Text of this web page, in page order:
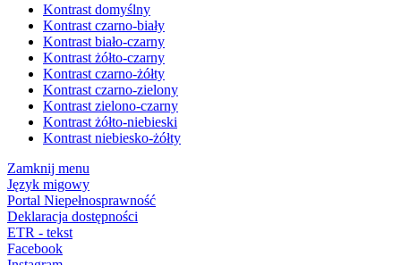
Kontrast domyślny
Kontrast czarno-biały
Kontrast biało-czarny
Kontrast żółto-czarny
Kontrast czarno-żółty
Kontrast czarno-zielony
Kontrast zielono-czarny
Kontrast żółto-niebieski
Kontrast niebiesko-żółty
Zamknij menu
Język migowy
Portal Niepełnosprawność
Deklaracja dostępności
ETR - tekst
Facebook